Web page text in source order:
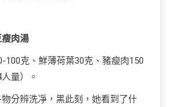
肉湯
100克、鮮薄荷葉30克、豬瘦肉150
量）。
分辨洗凈，黑此刻，她看到了什